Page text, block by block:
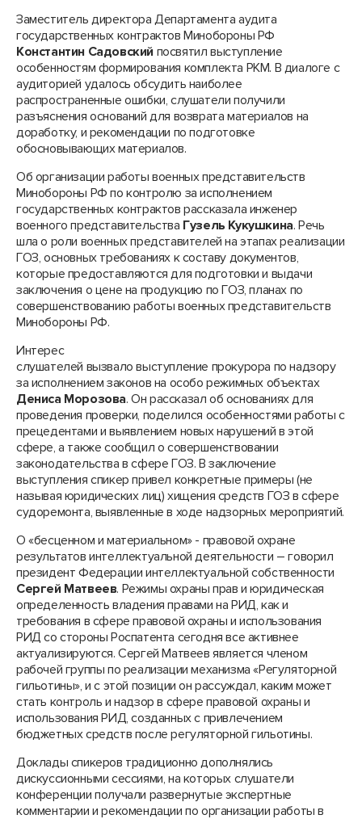
Заместитель директора Департамента аудита
государственных контрактов Минобороны РФ
Константин Садовский посвятил выступление
особенностям формирования комплекта РКМ. В диалоге с
аудиторией удалось обсудить наиболее
распространенные ошибки, слушатели получили
разъяснения оснований для возврата материалов на
доработку, и рекомендации по подготовке
обосновывающих материалов.
Об организации работы военных представительств
Минобороны РФ по контролю за исполнением
государственных контрактов рассказала инженер
военного представительства Гузель Кукушкина. Речь
шла о роли военных представителей на этапах реализации
ГОЗ, основных требованиях к составу документов,
которые предоставляются для подготовки и выдачи
заключения о цене на продукцию по ГОЗ, планах по
совершенствованию работы военных представительств
Минобороны РФ.
Интерес
слушателей вызвало выступление прокурора по надзору
за исполнением законов на особо режимных объектах
Дениса Морозова. Он рассказал об основаниях для
проведения проверки, поделился особенностями работы с
прецедентами и выявлением новых нарушений в этой
сфере, а также сообщил о совершенствовании
законодательства в сфере ГОЗ. В заключение
выступления спикер привел конкретные примеры (не
называя юридических лиц) хищения средств ГОЗ в сфере
судоремонта, выявленные в ходе надзорных мероприятий.
О «бесценном и материальном» - правовой охране
результатов интеллектуальной деятельности – говорил
президент Федерации интеллектуальной собственности
Сергей Матвеев. Режимы охраны прав и юридическая
определенность владения правами на РИД, как и
требования в сфере правовой охраны и использования
РИД со стороны Роспатента сегодня все активнее
актуализируются. Сергей Матвеев является членом
рабочей группы по реализации механизма «Регуляторной
гильотины», и с этой позиции он рассуждал, каким может
стать контроль и надзор в сфере правовой охраны и
использования РИД, созданных с привлечением
бюджетных средств после регуляторной гильотины.
Доклады спикеров традиционно дополнялись
дискуссионными сессиями, на которых слушатели
конференции получали развернутые экспертные
комментарии и рекомендации по организации работы в